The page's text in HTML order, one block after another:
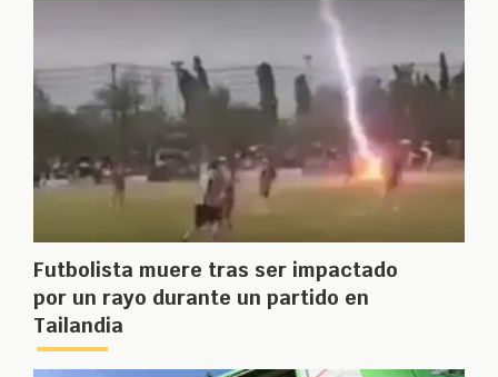
Futbolista muere tras ser impactado
por un rayo durante un partido en
Tailandia